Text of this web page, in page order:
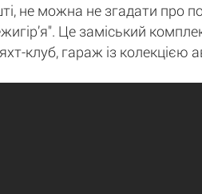
не можна не згадати про
Це заміський
клуб, гараж із колекцією